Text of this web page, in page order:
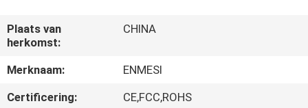
ONGEVEER
ONS
FABRIEKSREIS
Plaats van
herkomst:
CHINA
Merknaam:
ENMESI
Certificering:
CE,FCC,ROHS